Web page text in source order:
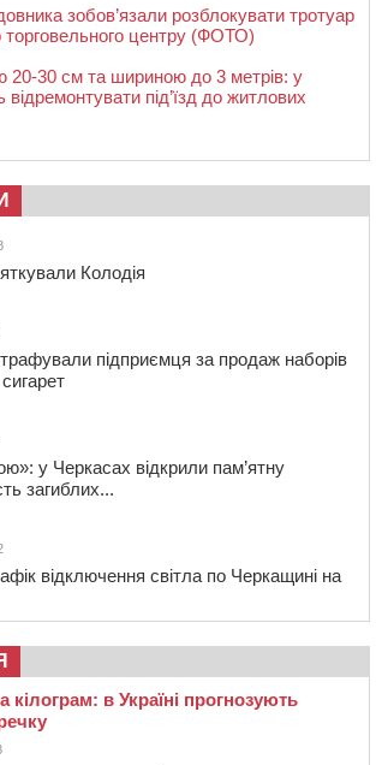
зобов’язали розблокувати тротуар
торговельного центру (ФОТО)
20-30 см та шириною до 3 метрів: у
під’їзд до житлових
Колодія
підприємця за продаж наборів
у Черкасах відкрили пам’ятну
загиблих...
відключення світла по Черкащині на
кілограм: в Україні прогнозують